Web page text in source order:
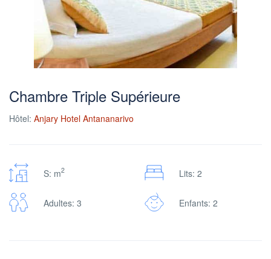
Chambre Triple Supérieure
Hôtel: Anjary Hotel Antananarivo
S: m2 Lits: 2
Adultes: 3 Enfants: 2